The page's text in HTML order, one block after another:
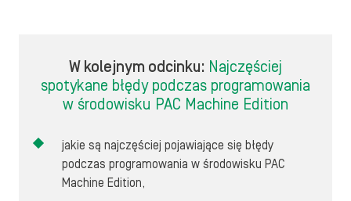
W kolejnym odcinku: Najczęściej
spotykane błędy podczas programowania
w środowisku PAC Machine Edition
jakie są najczęściej pojawiające się błędy
podczas programowania w środowisku PAC
Machine Edition,